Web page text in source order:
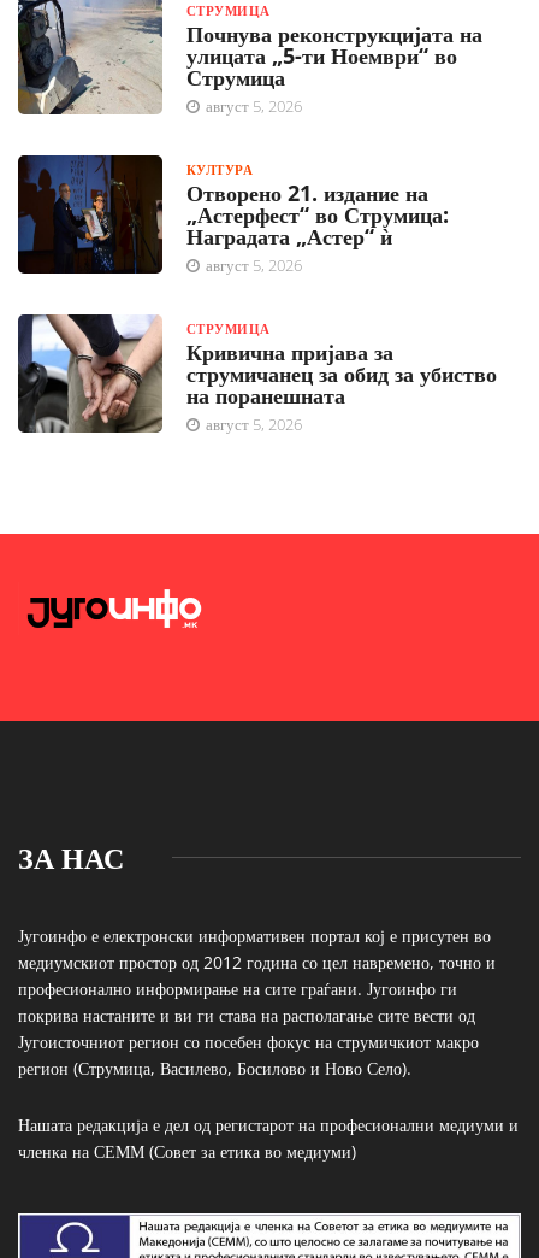
СТРУМИЦА
Почнува реконструкцијата на
улицата „5-ти Ноември“ во
Струмица
август 5, 2026
КУЛТУРА
Отворено 21. издание на
„Астерфест“ во Струмица:
Наградата „Астер“ ѝ
август 5, 2026
СТРУМИЦА
Кривична пријава за
струмичанец за обид за убиство
на поранешната
август 5, 2026
ЗА НАС
Југоинфо е електронски информативен портал кој е присутен во
медиумскиот простор од 2012 година со цел навремено, точно и
професионално информирање на сите граѓани. Југоинфо ги
покрива настаните и ви ги става на располагање сите вести од
Југоисточниот регион со посебен фокус на струмичкиот макро
регион (Струмица, Василево, Босилово и Ново Село).
Нашата редакција е дел од регистарот на професионални медиуми и
членка на СЕММ (Совет за етика во медиуми)